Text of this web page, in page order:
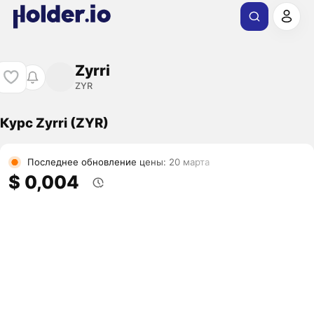
Zyrri
ZYR
Курс Zyrri (ZYR)
Последнее обновление цены: 20 марта
$ 0,004